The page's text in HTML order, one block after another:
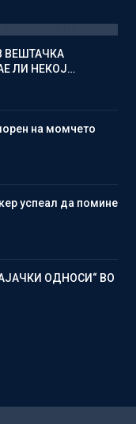
ВЕШТАЧКА
ЛИ НЕКОЈ…
на момчето
успеал да помине
ОДНОСИ“ ВО